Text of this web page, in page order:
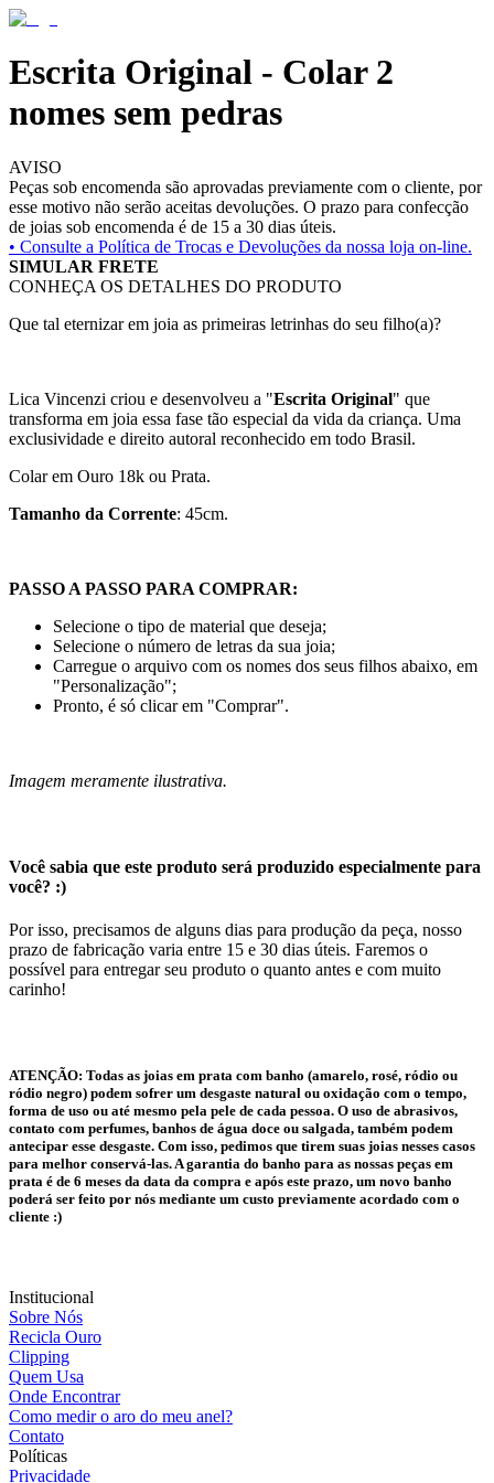
Escrita Original - Colar 2
nomes sem pedras
AVISO
Peças sob encomenda são aprovadas previamente com o cliente, por
esse motivo não serão aceitas devoluções. O prazo para confecção
de joias sob encomenda é de 15 a 30 dias úteis.
• Consulte a Política de Trocas e Devoluções da nossa loja on-line.
SIMULAR FRETE
CONHEÇA OS DETALHES DO PRODUTO
Que tal eternizar em joia as primeiras letrinhas do seu filho(a)?
Lica Vincenzi criou e desenvolveu a "Escrita Original" que
transforma em joia essa fase tão especial da vida da criança. Uma
exclusividade e direito autoral reconhecido em todo Brasil.
Colar em Ouro 18k ou Prata.
Tamanho da Corrente: 45cm.
PASSO A PASSO PARA COMPRAR:
Selecione o tipo de material que deseja;
Selecione o número de letras da sua joia;
Carregue o arquivo com os nomes dos seus filhos abaixo, em
"Personalização";
Pronto, é só clicar em "Comprar".
Imagem meramente ilustrativa.
Você sabia que este produto será produzido especialmente para
você? :)
Por isso, precisamos de alguns dias para produção da peça, nosso
prazo de fabricação varia entre 15 e 30 dias úteis. Faremos o
possível para entregar seu produto o quanto antes e com muito
carinho!
ATENÇÃO: Todas as joias em prata com banho (amarelo, rosé, ródio ou
ródio negro) podem sofrer um desgaste natural ou oxidação com o tempo,
forma de uso ou até mesmo pela pele de cada pessoa. O uso de abrasivos,
contato com perfumes, banhos de água doce ou salgada, também podem
antecipar esse desgaste. Com isso, pedimos que tirem suas joias nesses casos
para melhor conservá-las. A garantia do banho para as nossas peças em
prata é de 6 meses da data da compra e após este prazo, um novo banho
poderá ser feito por nós mediante um custo previamente acordado com o
cliente :)
Institucional
Sobre Nós
Recicla Ouro
Clipping
Quem Usa
Onde Encontrar
Como medir o aro do meu anel?
Contato
Políticas
Privacidade